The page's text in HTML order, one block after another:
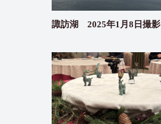
諏訪湖 2025年1月8日撮影